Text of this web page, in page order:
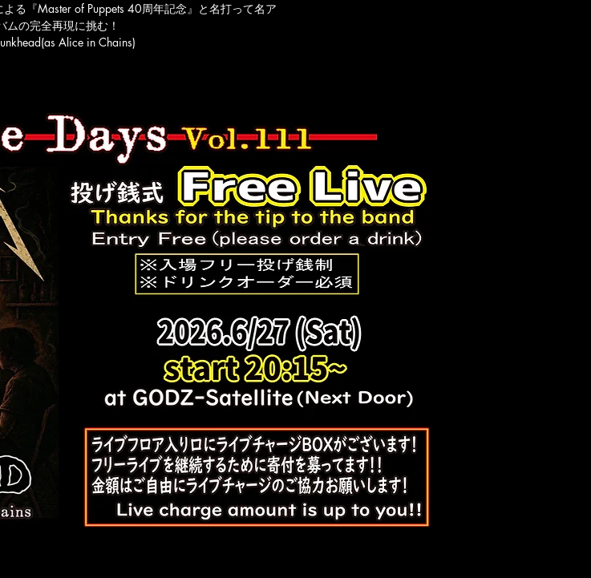
よる『Master of Puppets 40周年記念』と名打って名ア
ムの完全再現に挑む！
Alice in Chains)